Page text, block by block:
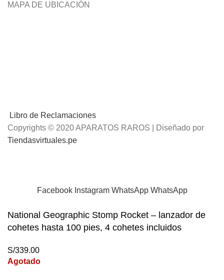
MAPA DE UBICACIÓN
Libro de Reclamaciones
Copyrights © 2020 APARATOS RAROS | Diseñado por
Tiendasvirtuales.pe
Facebook Instagram WhatsApp WhatsApp
National Geographic Stomp Rocket – lanzador de
cohetes hasta 100 pies, 4 cohetes incluidos
S/339.00
Agotado